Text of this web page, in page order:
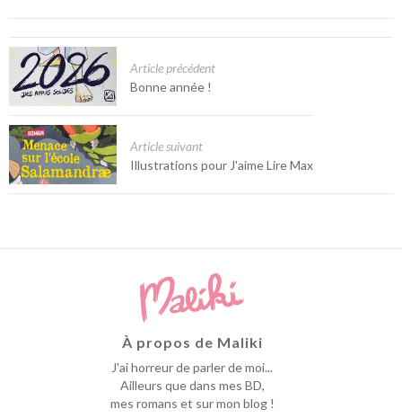
Article précédent
Bonne année !
Article suivant
Illustrations pour J'aime Lire Max
À propos de Maliki
J'ai horreur de parler de moi...
Ailleurs que dans mes BD,
mes romans et sur mon blog !